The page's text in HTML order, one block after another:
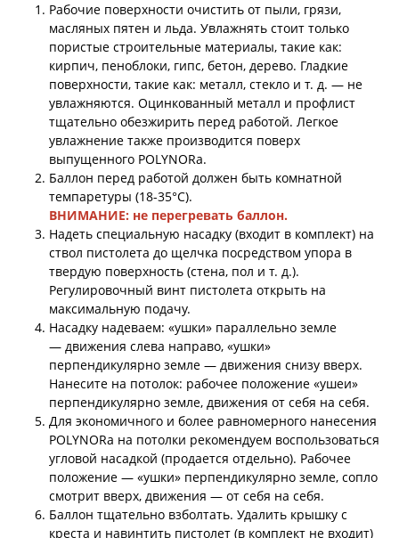
Рабочие поверхности очистить от пыли, грязи,
масляных пятен и льда. Увлажнять стоит только
пористые строительные материалы, такие как:
кирпич, пеноблоки, гипс, бетон, дерево. Гладкие
поверхности, такие как: металл, стекло и т. д. — не
увлажняются. Оцинкованный металл и профлист
тщательно обезжирить перед работой. Легкое
увлажнение также производится поверх
выпущенного POLYNORа.
Баллон перед работой должен быть комнатной
темпаретуры (18-35°С).
ВНИМАНИЕ: не перегревать баллон.
Надеть специальную насадку (входит в комплект) на
ствол пистолета до щелчка посредством упора в
твердую поверхность (стена, пол и т. д.).
Регулировочный винт пистолета открыть на
максимальную подачу.
Насадку надеваем: «ушки» параллельно земле
— движения слева направо, «ушки»
перпендикулярно земле — движения снизу вверх.
Нанесите на потолок: рабочее положение «ушеи»
перпендикулярно земле, движения от себя на себя.
Для экономичного и более равномерного нанесения
POLYNORа на потолки рекомендуем воспользоваться
угловой насадкой (продается отдельно). Рабочее
положение — «ушки» перпендикулярно земле, сопло
смотрит вверх, движения — от себя на себя.
Баллон тщательно взболтать. Удалить крышку с
креста и навинтить пистолет (в комплект не входит)